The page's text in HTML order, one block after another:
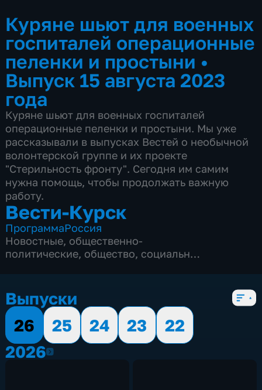
Куряне шьют для военных
госпиталей операционные
пеленки и простыни •
Выпуск 15 августа 2023
года
Куряне шьют для военных госпиталей
операционные пеленки и простыни. Мы уже
рассказывали в выпусках Вестей о необычной
волонтерской группе и их проекте
"Стерильность фронту". Сегодня им самим
нужна помощь, чтобы продолжать важную
работу.
Вести-Курск
ПрограммаРоссия
Новостные, общественно-
политические, общество, социально-
Выпуски
26
25 24 23
22
20262026